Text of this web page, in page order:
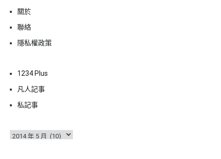
關於
聯絡
隱私權政策
1234 Plus
凡人記事
私記事
彙